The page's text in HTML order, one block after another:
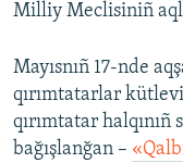
Milliy Meclisiniñ
Mayısnıñ 17-nde
qırımtatarlar
qırımtatar
bağışlanğan –